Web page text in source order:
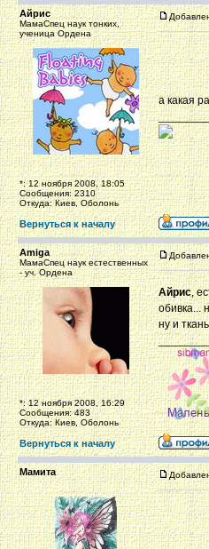
Айрис
МамаСпец наук тонких,
ученица Ордена
*: 12 ноября 2008, 18:05
Сообщения: 2310
Откуда: Киев, Оболонь
а какая
Вернуться к началу
Amiga
МамаСпец наук естественных
- уч. Ордена
*: 12 ноября 2008, 16:29
Сообщения: 483
Откуда: Киев, Оболонь
Айрис,
обивка...
ну и
Вернуться к началу
Мамита